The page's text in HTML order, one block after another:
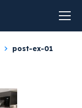
post-ex-01